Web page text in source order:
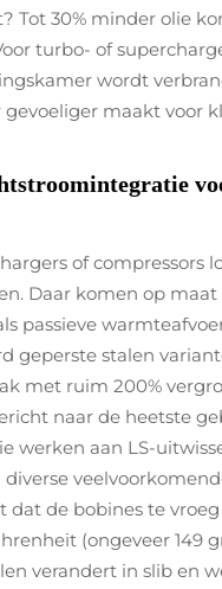
Tot 30% minder olie
turbo- of
wordt
maakt voor
of compressors
Daar komen op
passieve
geperste stalen
met ruim 200%
naar de heetste
werken aan LS-
de bobines te
(ongeveer 149
verandert in slib en